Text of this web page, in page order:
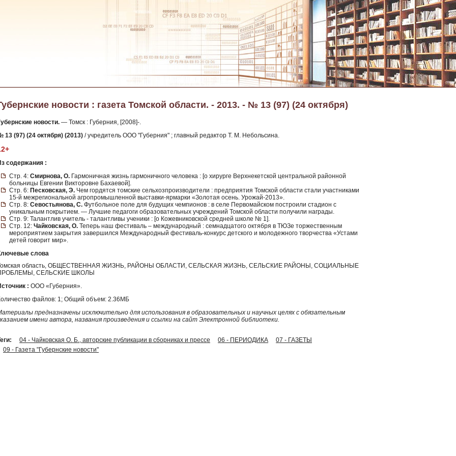
новости : газета Томской области. - 2013. - № 13 (97) (24 октября)
новости. — Томск : Губерния, [2008]-.
13 (97) (24 октября) (2013) / учредитель ООО "Губерния" ; главный редактор Т. М. Небольсина.
содержания :
Стр. 4: Смирнова, О. Гармоничная жизнь гармоничного человека : [о хирурге Верхнекетской центральной районной
больницы Евгении Викторовне Бахаевой].
Стр. 6: Песковская, Э. Чем гордятся томские сельхозпроизводители : предприятия Томской области стали участниками
15-й межрегиональной агропромышленной выставки-ярмарки «Золотая осень. Урожай-2013».
Стр. 8: Севостьянова, С. Футбольное поле для будущих чемпионов : в селе Первомайском построили стадион с
уникальным покрытием. — Лучшие педагоги образовательных учреждений Томской области получили награды.
Стр. 9: Талантлив учитель - талантливы ученики : [о Кожевниковской средней школе № 1].
Стр. 12: Чайковская, О. Теперь наш фестиваль – международный : семнадцатого октября в ТЮЗе торжественным
мероприятием закрытия завершился Международный фестиваль-конкурс детского и молодежного творчества «Устами
детей говорит мир».
слова
область, ОБЩЕСТВЕННАЯ ЖИЗНЬ, РАЙОНЫ ОБЛАСТИ, СЕЛЬСКАЯ ЖИЗНЬ, СЕЛЬСКИЕ РАЙОНЫ, СОЦИАЛЬНЫЕ
СЕЛЬСКИЕ ШКОЛЫ
: ООО «Губерния».
файлов: 1; Общий объем: 2.36МБ
предназначены исключительно для использования в образовательных и научных целях с обязательным
имени автора, названия произведения и ссылки на сайт Электронной библиотеки.
04 - Чайковская О. Б., авторские публикации в сборниках и прессе 06 - ПЕРИОДИКА
07 - ГАЗЕТЫ
09 - Газета "Губернские новости"